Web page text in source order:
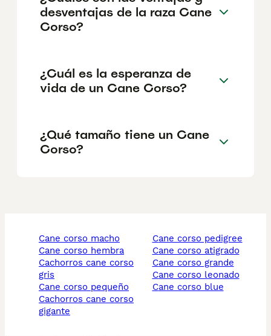
desventajas de la raza Cane
Corso?
¿Cuál es la esperanza de
vida de un Cane Corso?
¿Qué tamaño tiene un Cane
Corso?
cane corso macho
cane corso hembra
cachorros cane corso
gris
cane corso pequeño
cachorros cane corso
gigante
cane corso pedigree
cane corso atigrado
cane corso grande
cane corso leonado
cane corso blue